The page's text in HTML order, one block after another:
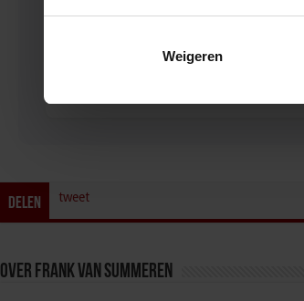
Weigeren
5-daagse opleiding
WATER & MILIEU
Delen tweet
Over Frank van Summeren